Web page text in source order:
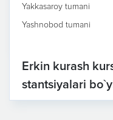
Yakkasaroy tumani
Yashnobod tumani
Erkin kurash
stantsiyalari